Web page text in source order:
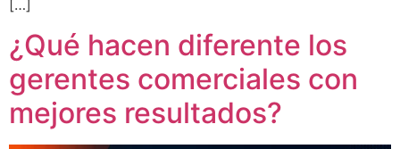
[…]
¿Qué hacen diferente los
gerentes comerciales con
mejores resultados?